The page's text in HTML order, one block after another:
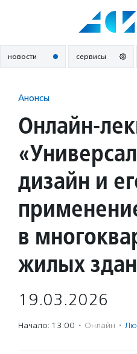
новости сервисы
Анонсы
Онлайн-
дизайн и
в
жилых
19.03.2026
Начало: 13:00 · Онлайн ·